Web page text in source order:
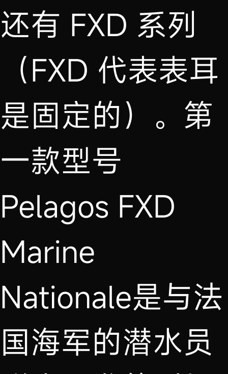
还有 FXD 系列
（FXD 代表表耳
是固定的）。第
一款型号
Pelagos FXD
Marine
Nationale是与法
国海军的潜水员